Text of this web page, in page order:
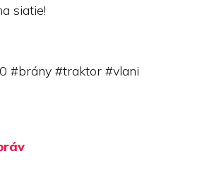
siatie!
#brány #traktor #vlani